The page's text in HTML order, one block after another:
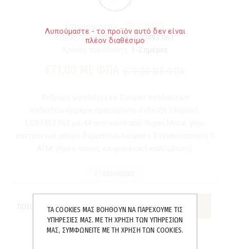
Λυπούμαστε - το προϊόν αυτό δεν είναι
πλέον διαθέσιμο
Κατασκευαστής: LEE COOPER
ΚΩΔΙΚΟΣ ΠΡΟΪΟΝΤΟΣ: LC07493.061
ΠΟΣΌΤΗΤΑ:ΤΑ COOKIES ΜΑΣ ΒΟΗΘΟΎΝ ΝΑ ΠΑΡΈΧΟΥΜΕ ΤΙΣ
ΥΠΗΡΕΣΊΕΣ ΜΑΣ. ΜΕ ΤΗ ΧΡΉΣΗ ΤΩΝ ΥΠΗΡΕΣΙΏΝ
ΜΑΣ, ΣΥΜΦΩΝΕΊΤΕ ΜΕ ΤΗ ΧΡΉΣΗ ΤΩΝ COOKIES.